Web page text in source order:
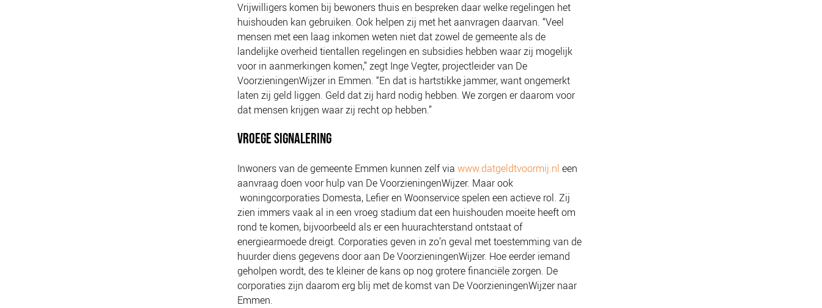
Vrijwilligers komen bij bewoners thuis en bespreken daar welke regelingen het
huishouden kan gebruiken. Ook helpen zij met het aanvragen daarvan. “Veel
mensen met een laag inkomen weten niet dat zowel de gemeente als de
landelijke overheid tientallen regelingen en subsidies hebben waar zij mogelijk
voor in aanmerkingen komen,” zegt Inge Vegter, projectleider van De
VoorzieningenWijzer in Emmen. “En dat is hartstikke jammer, want ongemerkt
laten zij geld liggen. Geld dat zij hard nodig hebben. We zorgen er daarom voor
dat mensen krijgen waar zij recht op hebben.”
VROEGE SIGNALERING
Inwoners van de gemeente Emmen kunnen zelf via www.datgeldtvoormij.nl een
aanvraag doen voor hulp van De VoorzieningenWijzer. Maar ook
woningcorporaties Domesta, Lefier en Woonservice spelen een actieve rol. Zij
zien immers vaak al in een vroeg stadium dat een huishouden moeite heeft om
rond te komen, bijvoorbeeld als er een huurachterstand ontstaat of
energiearmoede dreigt. Corporaties geven in zo’n geval met toestemming van de
huurder diens gegevens door aan De VoorzieningenWijzer. Hoe eerder iemand
geholpen wordt, des te kleiner de kans op nog grotere financiële zorgen. De
corporaties zijn daarom erg blij met de komst van De VoorzieningenWijzer naar
Emmen.